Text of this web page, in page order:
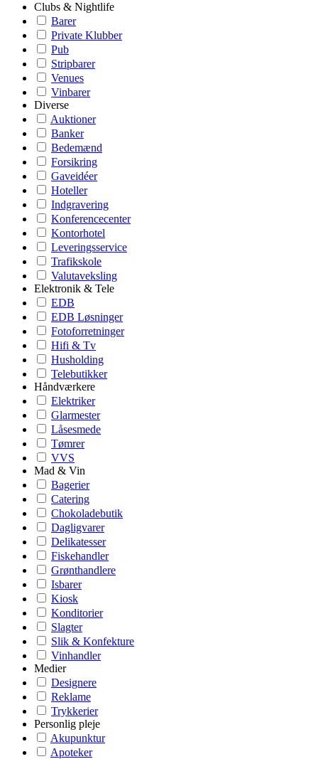
Clubs & Nightlife
Barer
Private Klubber
Pub
Stripbarer
Venues
Vinbarer
Diverse
Auktioner
Banker
Bedemænd
Forsikring
Gaveidéer
Hoteller
Indgravering
Konferencecenter
Kontorhotel
Leveringsservice
Trafikskole
Valutaveksling
Elektronik & Tele
EDB
EDB Løsninger
Fotoforretninger
Hifi & Tv
Husholding
Telebutikker
Håndværkere
Elektriker
Glarmester
Låsesmede
Tømrer
VVS
Mad & Vin
Bagerier
Catering
Chokoladebutik
Dagligvarer
Delikatesser
Fiskehandler
Grønthandlere
Isbarer
Kiosk
Konditorier
Slagter
Slik & Konfekture
Vinhandler
Medier
Designere
Reklame
Trykkerier
Personlig pleje
Akupunktur
Apoteker